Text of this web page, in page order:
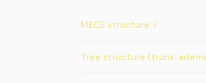
MECE structure ✓
Tree structure (trunk: